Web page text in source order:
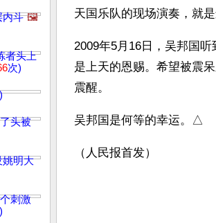
内斗 🖼️
者头上
次)
头被
姚明大
刺激
天国乐队的现场演奏，就
2009年5月16日，吴邦国
是上天的恩赐。希望被震
震醒。
吴邦国是何等的幸运。△
（人民报首发）